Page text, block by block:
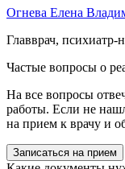
Огнева Елена
Главврач, психиатр-
Частые вопросы о
На все вопросы
работы. Если не
на прием к врачу и
Записаться на прием